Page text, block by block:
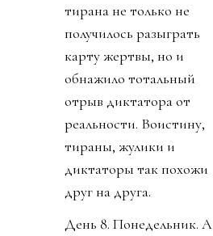
тирана не только не
получилось разыграть
карту жертвы, но и
обнажило тотальный
отрыв диктатора от
реальности. Воистину,
тираны, жулики и
диктаторы так похожи
друг на друга.
День 8. Понедельник. А